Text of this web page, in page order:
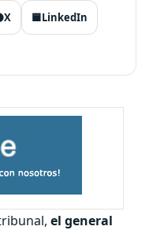
X 🟦LinkedIn
el general